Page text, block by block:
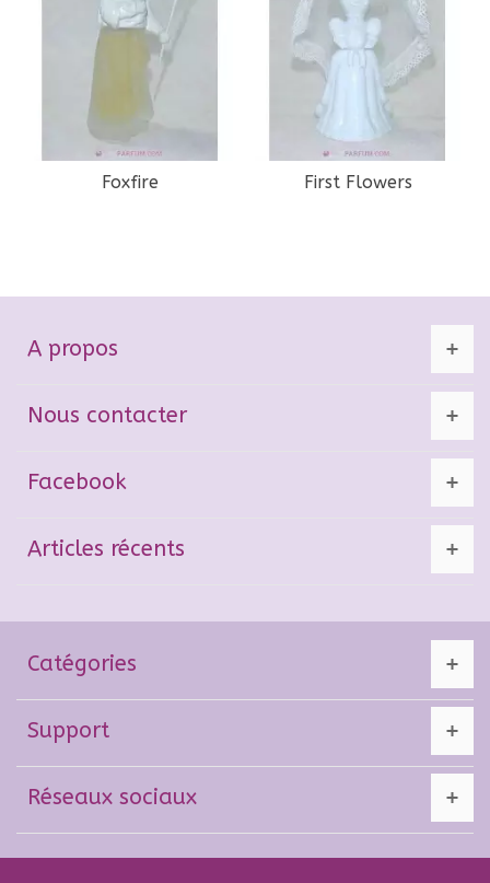
Foxfire First Flowers
A propos
Nous contacter
Facebook
Articles récents
Catégories
Support
Réseaux sociaux